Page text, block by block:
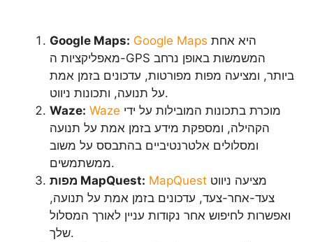
Google Maps: Google Maps
מאפליקציות ה-GPS המשמשות באופן נרחב
ביותר, ומציעה מפות מפורטות, עדכונים בזמן אמת
על תנועה, ותכונות ניווט.
Waze: Waze
הקהילה, ומספקת מידע בזמן אמת על תנועה
ומסלולים אלטרנטיביים בהתבסס על משוב
ממשתמשים.
מפות MapQuest: MapQuest
צעד-אחר-צעד, עדכונים בזמן אמת על תנועה,
ואפשרות לחיפוש אחר נקודות עניין לאורך המסלול
שלך.